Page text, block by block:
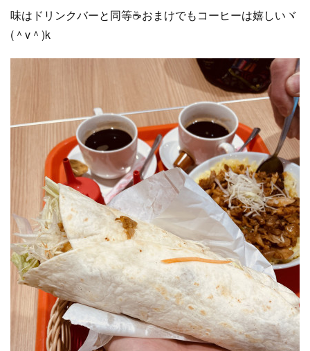
味はドリンクバーと同等☕おまけでもコーヒーは嬉しいヾ
(＾v＾)k